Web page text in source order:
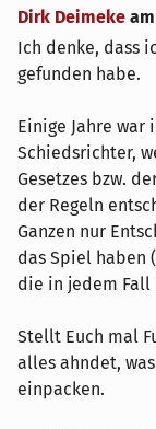
Dirk Deimeke am
Ich denke, dass
gefunden habe.
Einige Jahre
Schiedsrichter,
Gesetzes bzw.
der Regeln
Ganzen nur
das Spiel haben
die in jedem Fall
Stellt Euch mal
alles ahndet,
einpacken.